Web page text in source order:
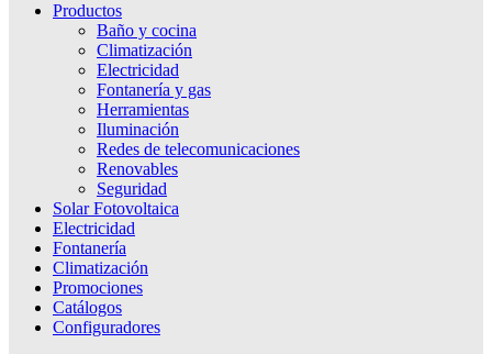
Productos
Baño y cocina
Climatización
Electricidad
Fontanería y gas
Herramientas
Iluminación
Redes de telecomunicaciones
Renovables
Seguridad
Solar Fotovoltaica
Electricidad
Fontanería
Climatización
Promociones
Catálogos
Configuradores